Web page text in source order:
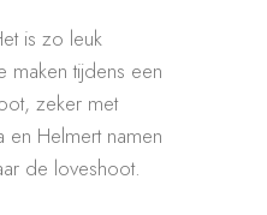
is zo leuk
maken tijdens een
zeker met
en Helmert namen
de loveshoot.